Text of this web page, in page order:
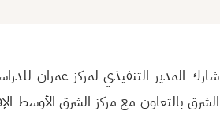
شارك المدير التنفيذي لمركز عمران